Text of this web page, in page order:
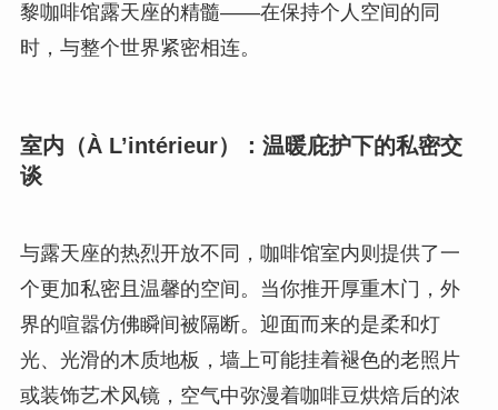
黎咖啡馆露天座的精髓——在保持个人空间的同
时，与整个世界紧密相连。
室内（À L’intérieur）：温暖庇护下的私密交
谈
与露天座的热烈开放不同，咖啡馆室内则提供了一
个更加私密且温馨的空间。当你推开厚重木门，外
界的喧嚣仿佛瞬间被隔断。迎面而来的是柔和灯
光、光滑的木质地板，墙上可能挂着褪色的老照片
或装饰艺术风镜，空气中弥漫着咖啡豆烘焙后的浓